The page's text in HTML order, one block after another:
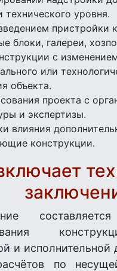
технического уровня.
пристройки
блоки, галереи,
с
или
объекта.
проекта с
и экспертизы.
влияния
конструкции.
и исполнительной
по